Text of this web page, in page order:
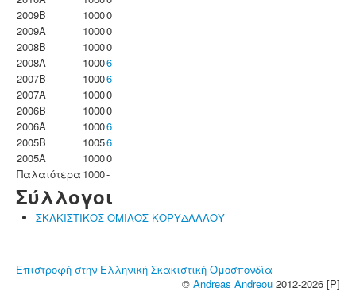
2009B
10000
2009A
10000
2008B
10000
2008A
10006
2007B
10006
2007A
10000
2006B
10000
2006A
10006
2005B
10056
2005A
10000
Παλαιότερα 1000-
Σύλλογοι
ΣΚΑΚΙΣΤΙΚΟΣ ΟΜΙΛΟΣ ΚΟΡΥΔΑΛΛΟΥ
Επιστροφή στην Ελληνική Σκακιστική Ομοσπονδία
© Andreas Andreou 2012-2026 [P]